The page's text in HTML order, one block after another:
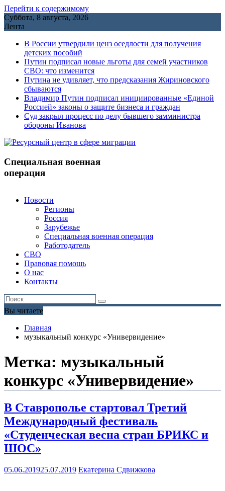
Перейти к содержимому
Суббота, 8 августа, 2026
Лента
В России утвердили ценз оседлости для получения
детских пособий
Путин подписал новые льготы для семей участников
СВО: что изменится
Путина не удивляет, что предсказания Жириновского
сбываются
Владимир Путин подписал инициированные «Единой
Россией» законы о защите бизнеса и граждан
Cуд закрыл процесс по делу бывшего замминистра
обороны Иванова
Специальная военная
операция
Новости
Регионы
Россия
Зарубежье
Специальная военная операция
Работодатель
СВО
Правовая помощь
О нас
Контакты
Вы читаете
Главная
музыкальный конкурс «Универвидение»
Метка: музыкальный
конкурс «Универвидение»
В Ставрополье стартовал Третий
Международный фестиваль
«Студенческая весна стран БРИКС и
ШОС»
05.06.201925.07.2019 Екатерина Сдвижкова